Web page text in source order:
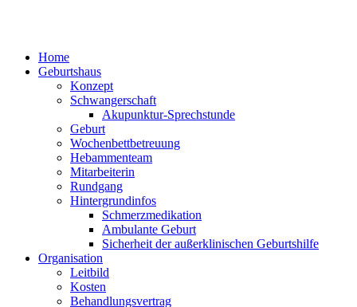
Home
Geburtshaus
Konzept
Schwangerschaft
Akupunktur-Sprechstunde
Geburt
Wochenbettbetreuung
Hebammenteam
Mitarbeiterin
Rundgang
Hintergrundinfos
Schmerzmedikation
Ambulante Geburt
Sicherheit der außerklinischen Geburtshilfe
Organisation
Leitbild
Kosten
Behandlungsvertrag